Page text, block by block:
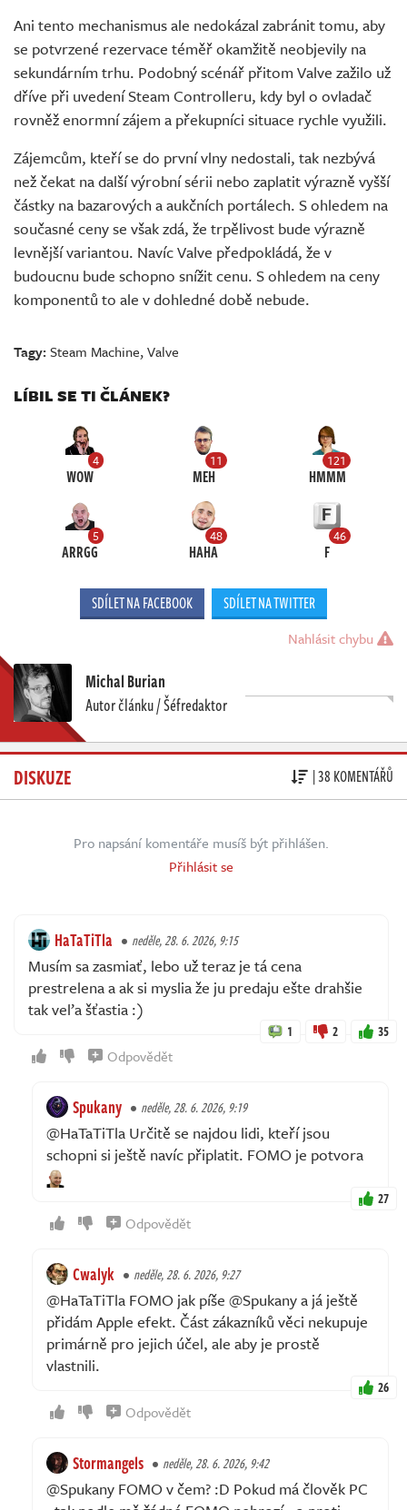
Ani tento mechanismus ale nedokázal zabránit tomu, aby
se potvrzené rezervace téměř okamžitě neobjevily na
sekundárním trhu. Podobný scénář přitom Valve zažilo už
dříve při uvedení Steam Controlleru, kdy byl o ovladač
rovněž enormní zájem a překupníci situace rychle využili.
Zájemcům, kteří se do první vlny nedostali, tak nezbývá
než čekat na další výrobní sérii nebo zaplatit výrazně vyšší
částky na bazarových a aukčních portálech. S ohledem na
současné ceny se však zdá, že trpělivost bude výrazně
levnější variantou. Navíc Valve předpokládá, že v
budoucnu bude schopno snížit cenu. S ohledem na ceny
komponentů to ale v dohledné době nebude.
Tagy:Steam Machine,Valve
LÍBIL SE TI ČLÁNEK?
4
WOW
11
MEH
121
HMMM
5
ARRGG
48
HAHA
46
F
SDÍLET NA FACEBOOK SDÍLET NA TWITTER
Nahlásit chybu
Michal Burian
Autor článku / Šéfredaktor
DISKUZE | 38 KOMENTÁŘŮ
Pro napsání komentáře musíš být přihlášen.
Přihlásit se
HaTaTiTla neděle, 28. 6. 2026, 9:15
Musím sa zasmiať, lebo už teraz je tá cena
prestrelena a ak si myslia že ju predaju ešte drahšie
tak veľa šťastia :)
1 2 35
Odpovědět
Spukany neděle, 28. 6. 2026, 9:19
@HaTaTiTla Určitě se najdou lidi, kteří jsou
schopni si ještě navíc připlatit. FOMO je potvora
27
Odpovědět
Cwalyk neděle, 28. 6. 2026, 9:27
@HaTaTiTla FOMO jak píše @Spukany a já ještě
přidám Apple efekt. Část zákazníků věci nekupuje
primárně pro jejich účel, ale aby je prostě
vlastnili.
26
Odpovědět
Stormangels neděle, 28. 6. 2026, 9:42
@Spukany FOMO v čem? :D Pokud má člověk PC